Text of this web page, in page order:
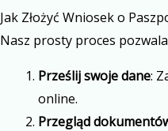
Jak Złożyć Wniosek o
Nasz prosty proces
Prześlij swoje dane:
online.
Przegląd